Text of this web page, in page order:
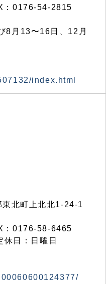
：0176-54-2815
8月13〜16日、12月
index.html
北町上北北1-24-1
：0176-58-6465
日：日曜日